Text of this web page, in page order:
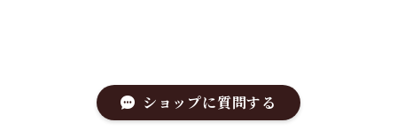
ショップに質問する